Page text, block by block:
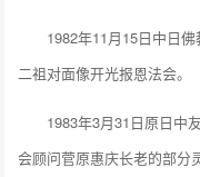
1982年11月15日中日佛
二祖对面像开光报恩法会。
1983年3月31日原日中友
会顾问菅原惠庆长老的部分